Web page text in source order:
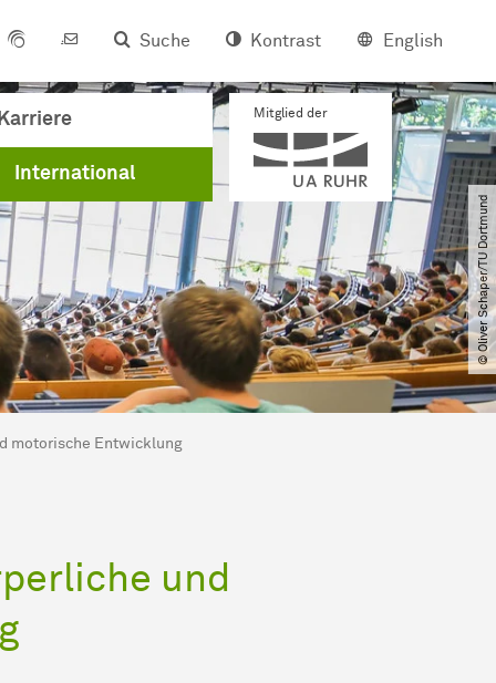
Suche Kontrast English
Karriere
International
Mitglied der
© Oliver Schaper​/​TU Dortmund
motorische Entwicklung
und